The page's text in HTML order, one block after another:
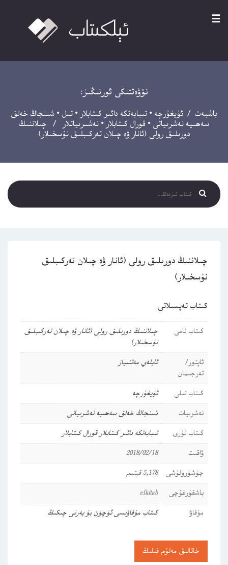
☰
نۆۋەتتىكى ئورنىڭىز:
باشبەت / ئۇيغۇرچە • تىبابەتكە دائىر كىتابلار • تىل • شىنجاڭ خەلق
سەھىيە نەشرىياتى • قورال كىتابلار • نەشىرىياتلار / چىلاننىڭ
دورىلىق رولى (ئانار ۋە چىلان تەركىبلىق نۇسخىلار)
چىلاننىڭ دورىلىق رولى (ئانار ۋە چىلان تەركىبلىق
نۇسخىلار)
كىتاب تەپسىلاتى
كىتاب نامى
چىلاننىڭ دورىلىق رولى (ئانار ۋە چىلان تەركىبلىق
نۇسخىلار)
ئاپتور/
تەرجىمان
ئابلەي مەتنىياز
كىتاب تىلى
ئۇيغۇرچە
نەشرىيات
شىنجاڭ خەلق سەھىيە نەشرىياتى
كىتاب تۈرى
تىبابەتكە دائىر كىتابلار قورال كىتابلار
ۋاقىت
2018/02/18
چۈشۈرۈلۈشى
5,178 قېتىم
باشقۇرغۇچى
elkitab
مۇقاۋا
كىتاب مۇقاۋىسى ئۈچۈن بۇ يەرنى چىكىڭ
خاتالىق مەلۇم قىلىڭ